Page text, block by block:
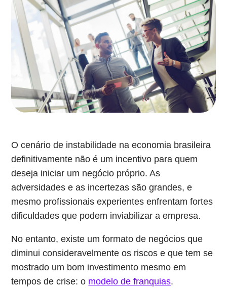
O cenário de instabilidade na economia brasileira
definitivamente não é um incentivo para quem
deseja iniciar um negócio próprio. As
adversidades e as incertezas são grandes, e
mesmo profissionais experientes enfrentam fortes
dificuldades que podem inviabilizar a empresa.
No entanto, existe um formato de negócios que
diminui consideravelmente os riscos e que tem se
mostrado um bom investimento mesmo em
tempos de crise: o modelo de franquias.